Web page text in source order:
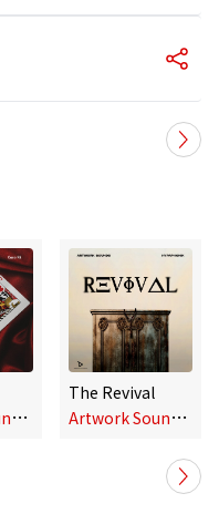
A
rtwork Sounds,CocoSA,Russell Zuma
The Revival
A
rtwork Sounds,Hypaphonik